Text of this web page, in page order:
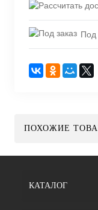
Под
ПОХОЖИЕ
КАТАЛОГ